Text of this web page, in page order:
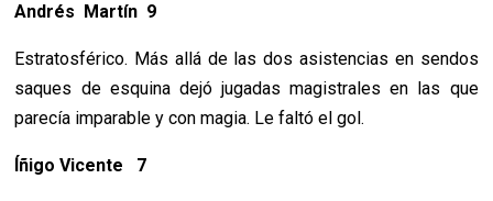
Andrés Martín 9
Estratosférico. Más allá de las dos asistencias en sendos
saques de esquina dejó jugadas magistrales en las que
parecía imparable y con magia. Le faltó el gol.
Íñigo Vicente 7